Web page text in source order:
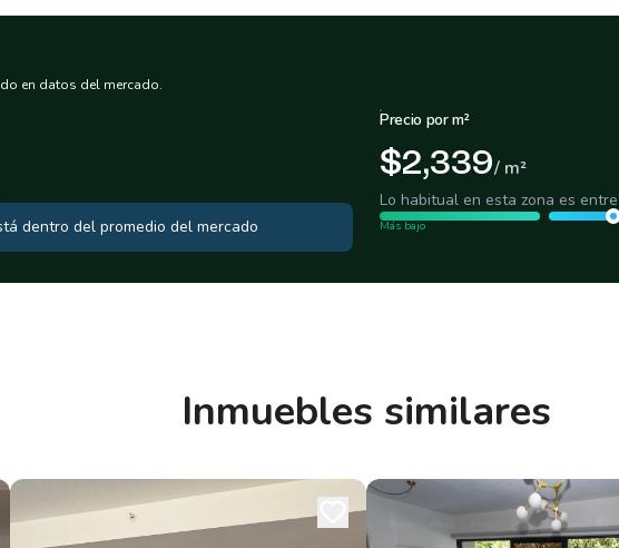
en datos del mercado.
dentro del promedio del mercado
Precio por m²
$2,339/ m²
Lo habitual en esta zona es entre
Más bajo
Inmuebles similares